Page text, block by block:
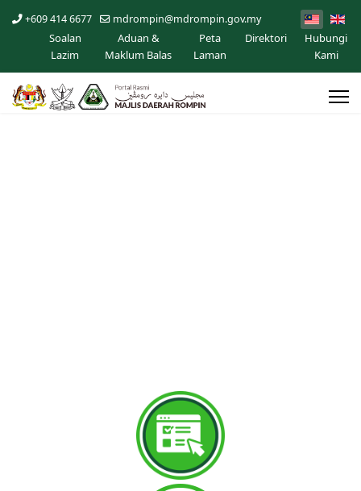
+609 414 6677 mdrompin@mdrompin.gov.my
Soalan
Lazim
Aduan &
Maklum Balas
Peta
Laman
Direktori
Hubungi
Kami